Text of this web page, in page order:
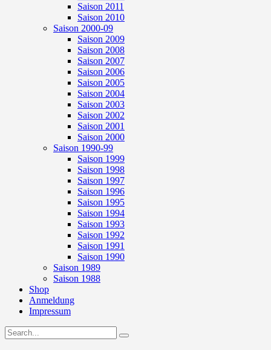
Saison 2011
Saison 2010
Saison 2000-09
Saison 2009
Saison 2008
Saison 2007
Saison 2006
Saison 2005
Saison 2004
Saison 2003
Saison 2002
Saison 2001
Saison 2000
Saison 1990-99
Saison 1999
Saison 1998
Saison 1997
Saison 1996
Saison 1995
Saison 1994
Saison 1993
Saison 1992
Saison 1991
Saison 1990
Saison 1989
Saison 1988
Shop
Anmeldung
Impressum